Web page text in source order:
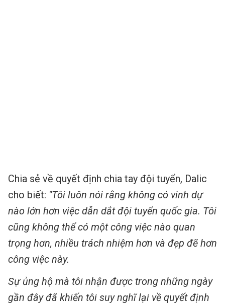
Chia sẻ về quyết định chia tay đội tuyển, Dalic
cho biết: "Tôi luôn nói rằng không có vinh dự
nào lớn hơn việc dẫn dắt đội tuyển quốc gia. Tôi
cũng không thể có một công việc nào quan
trọng hơn, nhiều trách nhiệm hơn và đẹp đẽ hơn
công việc này.
Sự ủng hộ mà tôi nhận được trong những ngày
gần đây đã khiến tôi suy nghĩ lại về quyết định